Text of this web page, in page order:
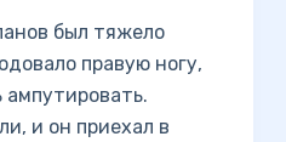
был тяжело
правую ногу,
ампутировать.
и он приехал в